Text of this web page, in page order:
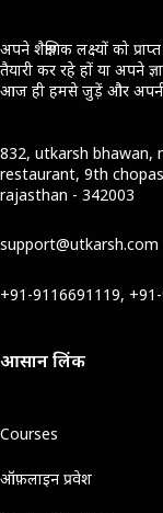
अपने शैक्षणिक लक्ष्यों को
तैयारी कर रहे हों या अपने
आज ही हमसे जुड़ें और अपनी
832, utkarsh bhawan,
restaurant, 9th
rajasthan - 342003
support@utkarsh.com
+91-9116691119,
आसान लिंक
Courses
ऑफ़लाइन प्रवेश